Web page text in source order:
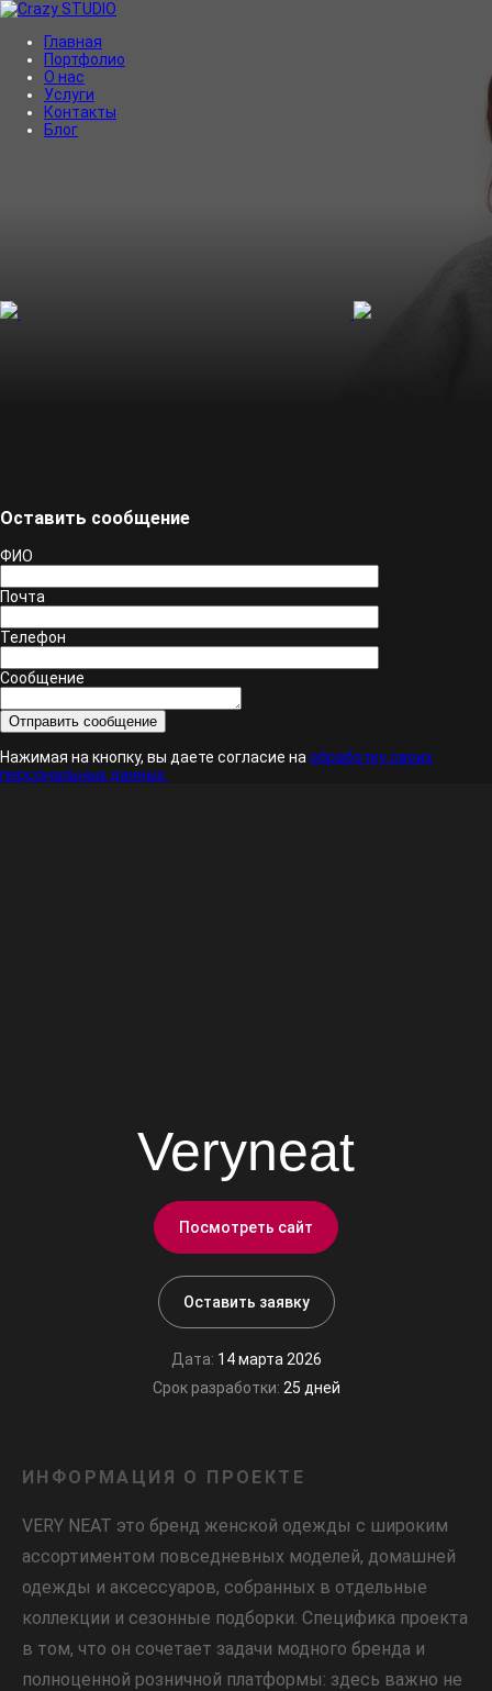
Главная
Портфолио
О нас
Услуги
Контакты
Блог
Оставить сообщение
ФИО
Почта
Телефон
Сообщение
Нажимая на кнопку, вы даете согласие на обработку своих
персональных данных.
Veryneat
Посмотреть сайт
Оставить заявку
Дата: 14 марта 2026
Срок разработки: 25 дней
ИНФОРМАЦИЯ О ПРОЕКТЕ
VERY NEAT это бренд женской одежды с широким
ассортиментом повседневных моделей, домашней
одежды и аксессуаров, собранных в отдельные
коллекции и сезонные подборки. Специфика проекта
в том, что он сочетает задачи модного бренда и
полноценной розничной платформы: здесь важно не